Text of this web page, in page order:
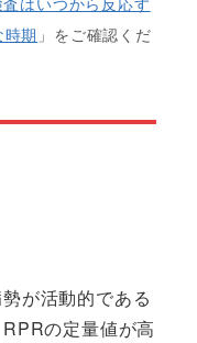
期 」をご確認くだ
が活動的である
の定量値が高